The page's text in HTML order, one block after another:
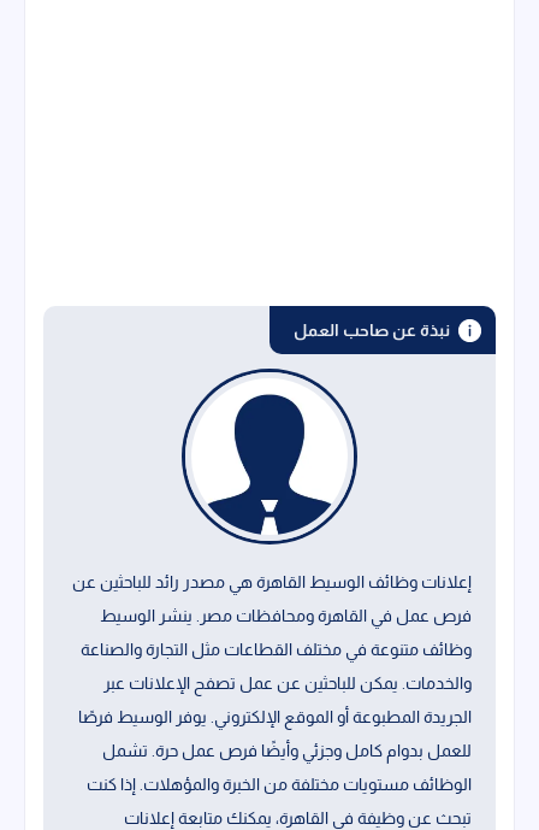
نبذة عن صاحب العمل
إعلانات وظائف الوسيط القاهرة هي مصدر رائد للباحثين عن
فرص عمل في القاهرة ومحافظات مصر. ينشر الوسيط
وظائف متنوعة في مختلف القطاعات مثل التجارة والصناعة
والخدمات. يمكن للباحثين عن عمل تصفح الإعلانات عبر
الجريدة المطبوعة أو الموقع الإلكتروني. يوفر الوسيط فرصًا
للعمل بدوام كامل وجزئي وأيضًا فرص عمل حرة. تشمل
الوظائف مستويات مختلفة من الخبرة والمؤهلات. إذا كنت
تبحث عن وظيفة في القاهرة، يمكنك متابعة إعلانات